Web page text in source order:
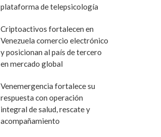
plataforma de telepsicología
Criptoactivos fortalecen en
Venezuela comercio electrónico
y posicionan al país de tercero
en mercado global
Venemergencia fortalece su
respuesta con operación
integral de salud, rescate y
acompañamiento